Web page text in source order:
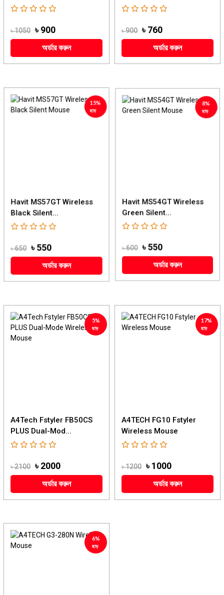
৳ 1050 ৳ 900
অর্ডার করুন
৳ 900 ৳ 760
অর্ডার করুন
15%
ছাড়
Havit MS57GT Wireless
Black Silent...
৳ 650 ৳ 550
অর্ডার করুন
8%
ছাড়
Havit MS54GT Wireless
Green Silent...
৳ 600 ৳ 550
অর্ডার করুন
5%
ছাড়
A4Tech Fstyler FB50CS
PLUS Dual-Mod...
৳ 2100 ৳ 2000
অর্ডার করুন
17%
ছাড়
A4TECH FG10 Fstyler
Wireless Mouse
৳ 1200 ৳ 1000
অর্ডার করুন
6%
ছাড়